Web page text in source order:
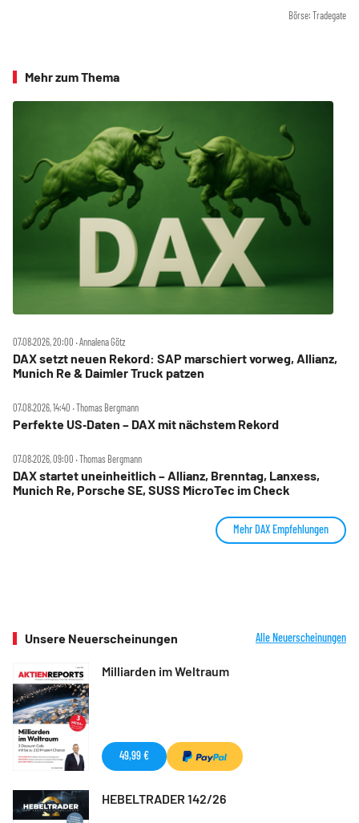
Börse: Tradegate
Mehr zum Thema
07.08.2026, 20:00 ‧ Annalena Götz
DAX setzt neuen Rekord: SAP marschiert vorweg, Allianz,
Munich Re & Daimler Truck patzen
07.08.2026, 14:40 ‧ Thomas Bergmann
Perfekte US‑Daten – DAX mit nächstem Rekord
07.08.2026, 09:00 ‧ Thomas Bergmann
DAX startet uneinheitlich – Allianz, Brenntag, Lanxess,
Munich Re, Porsche SE, SUSS MicroTec im Check
Mehr DAX Empfehlungen
Unsere Neuerscheinungen Alle Neuerscheinungen
Milliarden im Weltraum
49,99 €
HEBELTRADER 142/26